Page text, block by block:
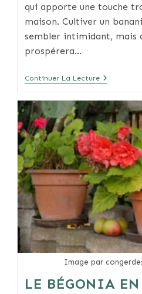
qui apporte une touche
maison. Cultiver un
sembler intimidant, mais
prospérera…
Continuer La LectureCultiver
Un
Bananier
D’intérieur
Image par
LE BÉGONIA